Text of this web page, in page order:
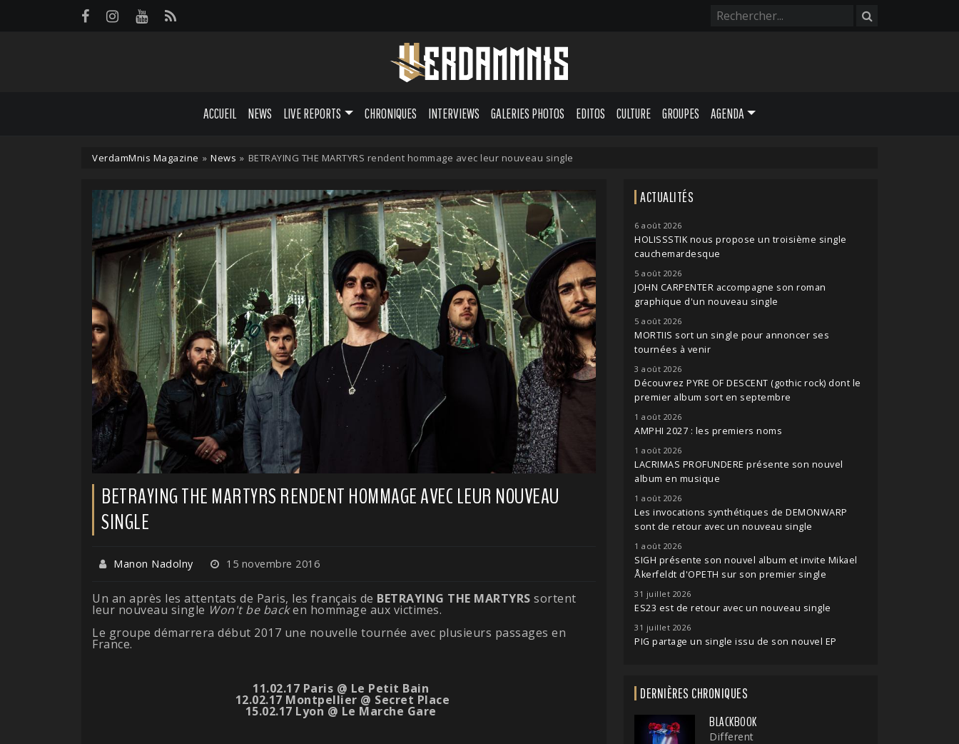
ACCUEIL NEWS LIVE REPORTS CHRONIQUES INTERVIEWS GALERIES PHOTOS EDITOS CULTURE GROUPES AGENDA
VerdamMnis Magazine » News » BETRAYING THE MARTYRS rendent hommage avec leur nouveau single
BETRAYING THE MARTYRS RENDENT HOMMAGE AVEC LEUR NOUVEAU
SINGLE
Manon Nadolny 15 novembre 2016
Un an après les attentats de Paris, les français de BETRAYING THE MARTYRS sortent
leur nouveau single Won't be backen hommage aux victimes.
Le groupe démarrera début 2017 une nouvelle tournée avec plusieurs passages en
France.
11.02.17 Paris @ Le Petit Bain
12.02.17 Montpellier @ Secret Place
15.02.17 Lyon @ Le Marche Gare
ACTUALITÉS
6 août 2026
HOLISSSTIK nous propose un troisième single
cauchemardesque
5 août 2026
JOHN CARPENTER accompagne son roman
graphique d'un nouveau single
5 août 2026
MORTIIS sort un single pour annoncer ses
tournées à venir
3 août 2026
Découvrez PYRE OF DESCENT (gothic rock) dont le
premier album sort en septembre
1 août 2026
AMPHI 2027 : les premiers noms
1 août 2026
LACRIMAS PROFUNDERE présente son nouvel
album en musique
1 août 2026
Les invocations synthétiques de DEMONWARP
sont de retour avec un nouveau single
1 août 2026
SIGH présente son nouvel album et invite Mikael
Åkerfeldt d'OPETH sur son premier single
31 juillet 2026
ES23 est de retour avec un nouveau single
31 juillet 2026
PIG partage un single issu de son nouvel EP
DERNIÈRES CHRONIQUES
BLACKBOOK
Different
Panneau de gestion des cookies